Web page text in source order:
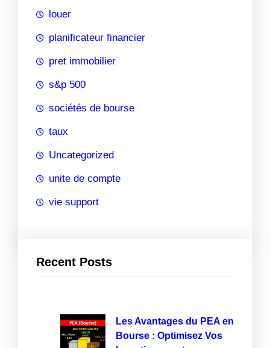
louer
planificateur financier
pret immobilier
s&p 500
sociétés de bourse
taux
Uncategorized
unite de compte
vie support
Recent Posts
Les Avantages du PEA en
Bourse : Optimisez Vos